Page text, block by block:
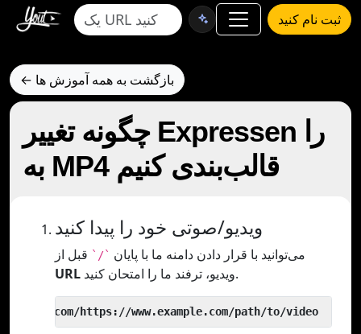
ثبت نام کنید
← بازگشت به همه آموزش ها
چگونه تغییر Expressen را
به MP4 قالب‌بندی کنیم
ویدیو/صوتی خود را پیدا کنید
می‌توانید با قرار دادن دامنه ما با پایان `/` قبل از
URL
ویدیو، ترفند ما را امتحان کنید.